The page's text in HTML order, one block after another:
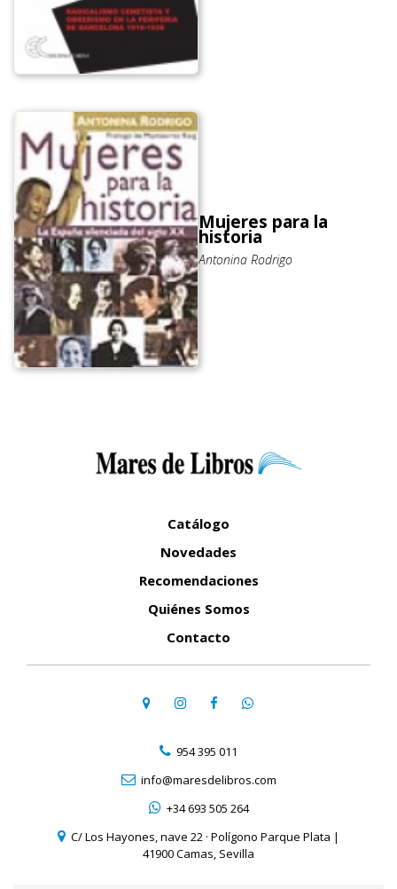
Mujeres para la
historia
Antonina Rodrigo
Catálogo
Novedades
Recomendaciones
Quiénes Somos
Contacto
954 395 011
info@maresdelibros.com
+34 693 505 264
C/ Los Hayones, nave 22 · Polígono Parque Plata |
41900 Camas, Sevilla